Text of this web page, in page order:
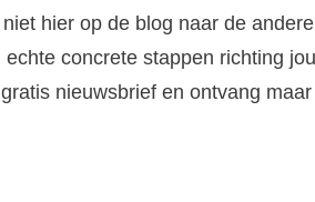
hier op de blog naar de
echte concrete stappen richting
nieuwsbrief en ontvang